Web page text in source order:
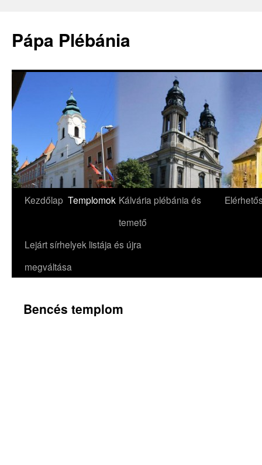
Pápa Plébánia
Skip
content
Kezdőlap Templomok Kálvária plébánia és
temető
Lejárt sírhelyek listája és újra
megváltása
Bencés templom